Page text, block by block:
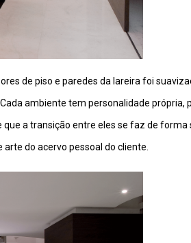
de piso e paredes da lareira foi
ambiente tem personalidade própria,
a transição entre eles se faz de forma
do acervo pessoal do cliente.